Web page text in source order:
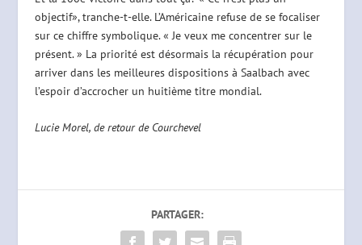
objectif», tranche-t-elle. L’Américaine refuse de se focaliser
sur ce chiffre symbolique. « Je veux me concentrer sur le
présent. » La priorité est désormais la récupération pour
arriver dans les meilleures dispositions à Saalbach avec
l’espoir d’accrocher un huitième titre mondial.
Lucie Morel, de retour de Courchevel
PARTAGER: